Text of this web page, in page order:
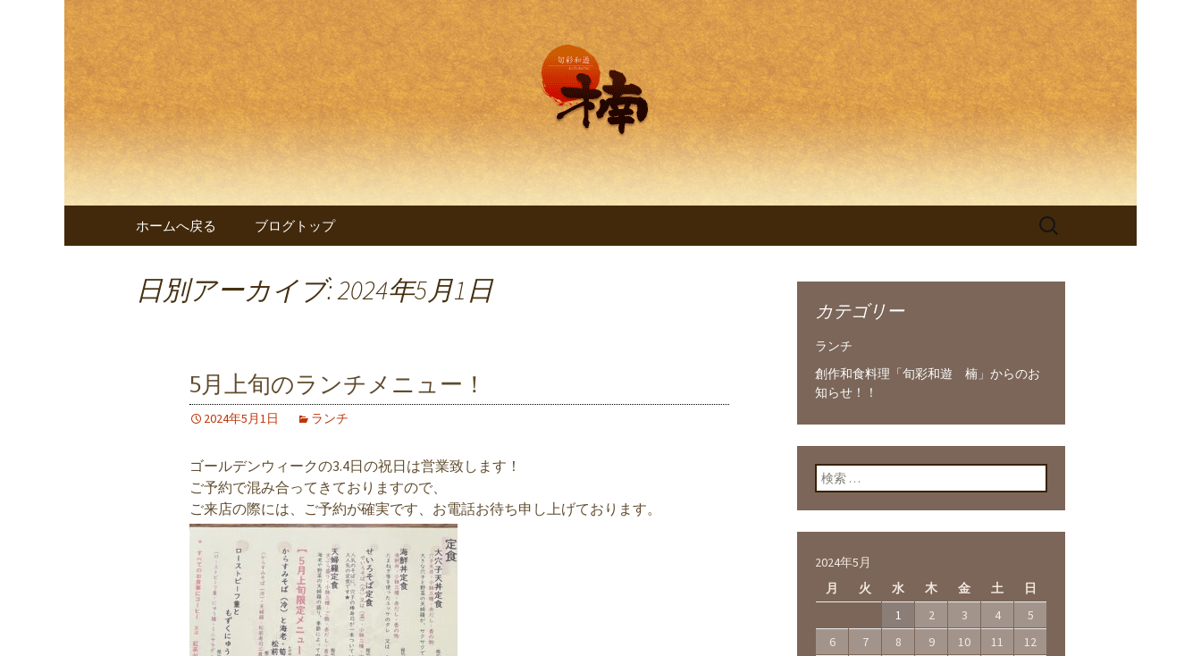
兵庫・西明石の創作和食料理「旬彩和
遊 楠～くすのき～」
兵庫・西明石の創作和食料理 旬彩和遊 楠。
コンテンツへ移動
ホームへ戻る ブログトップ
検
日別アーカイブ: 2024年5月1日
5月上旬のランチメニュー！
2024年5月1日 ランチ
ゴールデンウィークの3.4日の祝日は営業致します！
ご予約で混み合ってきておりますので、
ご来店の際には、ご予約が確実です、お電話お待ち申し上げております。
カテゴリー
ランチ
創作和食料理「旬彩和遊 楠」からのお
知らせ！！
検索:
2024年5月
月
火 水 木 金 土 日
1 2 3 4
5
6
7 8 9 10 11
12